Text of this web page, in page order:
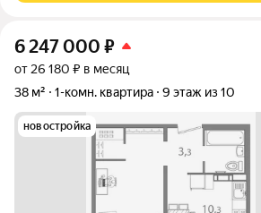
6 247 000 ₽
от 26 180 ₽ в месяц
38 м²
1-комн. квартира 9 этаж из 10
новостройка